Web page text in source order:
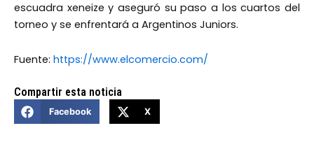
escuadra xeneize y aseguró su paso a los cuartos del
torneo y se enfrentará a Argentinos Juniors.
Fuente: https://www.elcomercio.com/
Compartir esta noticia
Facebook X